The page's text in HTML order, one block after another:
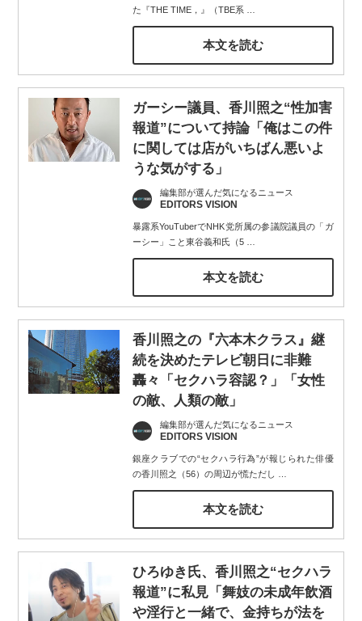
た『THE TIME，』（TBE系
本文を読む
ガーシー議員、香川照之“性加害
報道”について持論「俺はこの件
に関しては店がいちばん悪いよ
うな気がする」
編集部が選んだ気になるニュース
EDITORS VISION
暴露系YouTuberでNHK党所属の参議院議員の「ガ
ーシー」こと東谷義和氏（5…
本文を読む
香川照之の『六本木クラス』継
続を決めたテレビ朝日に非難
轟々「セクハラ容認？」「女性
の敵、人類の敵」
編集部が選んだ気になるニュース
EDITORS VISION
銀座クラブでの“セクハラ行為”が報じられた俳優
の香川照之（56）の周辺が慌ただし
本文を読む
ひろゆき氏、香川照之“セクハラ
報道”に私見「舞妓の未成年飲酒
や淫行と一緒で、金持ちが法を